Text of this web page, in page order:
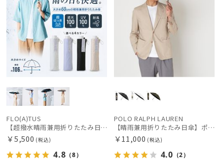
レディース メンズ キッズ
カテゴリー
ブランド
傘機能
その他
FLO(A)TUS
【超撥水晴雨兼用折りたたみ日傘】フロータス（FLO(A)TUS）プレーン 大きめ60 晴雨兼用 UV100 遮光100 簡単開閉 耐風
￥5,500 (税込)
4.8 （8）
POLO RALPH LAUREN
【晴雨兼用折りたたみ日傘】ポロ ラルフ ローレン (POLO RALPH LAUREN) ポロベア 遮光100% UVメンズ日傘 簡単開閉
￥11,000 (税込)
4.0 （2）